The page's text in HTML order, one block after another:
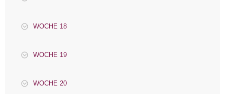
WOCHE 18
WOCHE 19
WOCHE 20